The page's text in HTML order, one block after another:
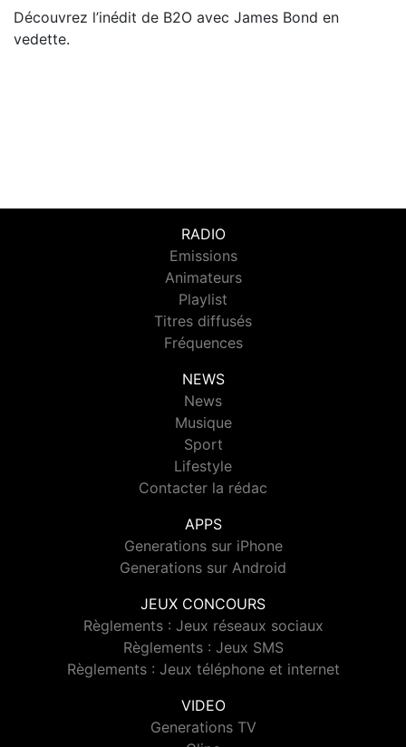
Découvrez l’inédit de B2O avec James Bond en
vedette.
RADIO
Emissions
Animateurs
Playlist
Titres diffusés
Fréquences
NEWS
News
Musique
Sport
Lifestyle
Contacter la rédac
APPS
Generations sur iPhone
Generations sur Android
JEUX CONCOURS
Règlements : Jeux réseaux sociaux
Règlements : Jeux SMS
Règlements : Jeux téléphone et internet
VIDEO
Generations TV